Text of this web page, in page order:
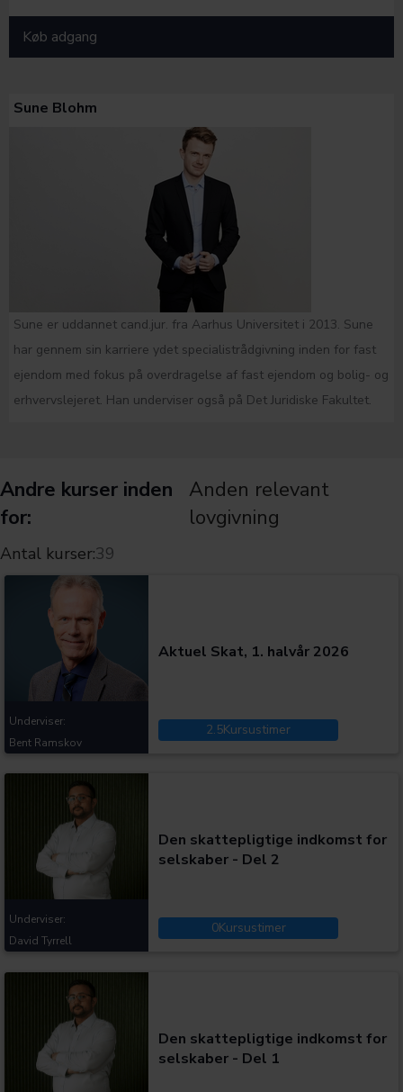
Køb adgang
Sune Blohm
Sune er uddannet cand.jur. fra Aarhus Universitet i 2013. Sune
har gennem sin karriere ydet specialistrådgivning inden for fast
ejendom med fokus på overdragelse af fast ejendom og bolig- og
erhvervslejeret. Han underviser også på Det Juridiske Fakultet.
Andre kurser inden
for:
Anden relevant
lovgivning
Antal kurser:39
Aktuel Skat, 1. halvår 2026
2.5Kursustimer
Underviser:
Bent Ramskov
Den skattepligtige indkomst for
selskaber - Del 2
0Kursustimer
Underviser:
David Tyrrell
Den skattepligtige indkomst for
selskaber - Del 1